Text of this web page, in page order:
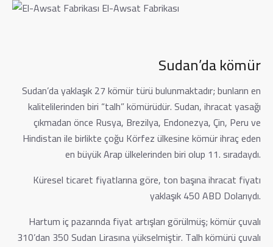
El-Awsat Fabrikası
Sudan’da kömür
Sudan’da yaklaşık 27 kömür türü bulunmaktadır; bunların en
kalitelilerinden biri “talh” kömürüdür. Sudan, ihracat yasağı
çıkmadan önce Rusya, Brezilya, Endonezya, Çin, Peru ve
Hindistan ile birlikte çoğu Körfez ülkesine kömür ihraç eden
en büyük Arap ülkelerinden biri olup 11. sıradaydı.
Küresel ticaret fiyatlarına göre, ton başına ihracat fiyatı
yaklaşık 450 ABD Dolarıydı.
Hartum iç pazarında fiyat artışları görülmüş; kömür çuvalı
310’dan 350 Sudan Lirasına yükselmiştir. Talh kömürü çuvalı